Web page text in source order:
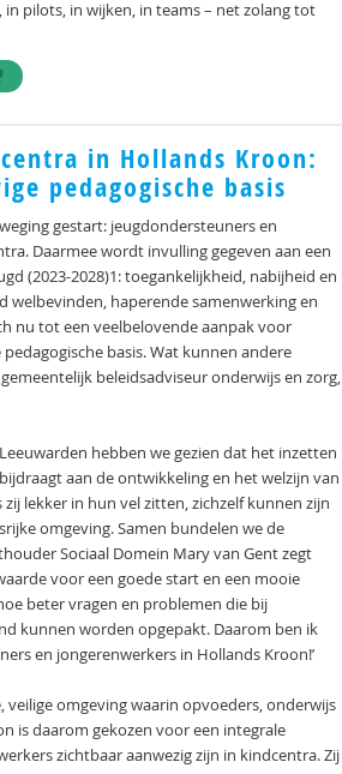
pilots, in wijken, in teams – net zolang tot
in Hollands Kroon:
pedagogische basis
gestart: jeugdondersteuners en
Daarmee wordt invulling gegeven aan een
(2023-2028)1: toegankelijkheid, nabijheid en
welbevinden, haperende samenwerking en
nu tot een veelbelovende aanpak voor
basis. Wat kunnen andere
beleidsadviseur onderwijs en zorg,
hebben we gezien dat het inzetten
aan de ontwikkeling en het welzijn van
lekker in hun vel zitten, zichzelf kunnen zijn
omgeving. Samen bundelen we de
Sociaal Domein Mary van Gent zegt
voor een goede start en een mooie
beter vragen en problemen die bij
kunnen worden opgepakt. Daarom ben ik
en jongerenwerkers in Hollands Kroon!’
omgeving waarin opvoeders, onderwijs
is daarom gekozen voor een integrale
zichtbaar aanwezig zijn in kindcentra. Zij